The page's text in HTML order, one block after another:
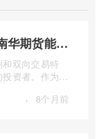
南华期货门槛是多少(南华期货能做国际期货吗)
双向交易特
资者。作为中
· 8个月前